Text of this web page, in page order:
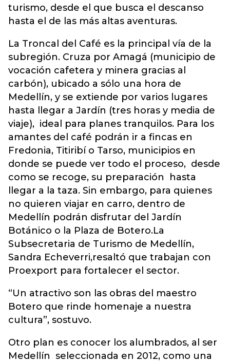
turismo, desde el que busca el descanso
hasta el de las más altas aventuras.
La Troncal del Café es la principal vía de la
subregión. Cruza por Amagá (municipio de
vocación cafetera y minera gracias al
carbón), ubicado a sólo una hora de
Medellín, y se extiende por varios lugares
hasta llegar a Jardín (tres horas y media de
viaje), ideal para planes tranquilos. Para los
amantes del café podrán ir a fincas en
Fredonia, Titiribí o Tarso, municipios en
donde se puede ver todo el proceso, desde
como se recoge, su preparación hasta
llegar a la taza. Sin embargo, para quienes
no quieren viajar en carro, dentro de
Medellín podrán disfrutar del Jardín
Botánico o la Plaza de Botero.La
Subsecretaria de Turismo de Medellín,
Sandra Echeverri,resaltó que trabajan con
Proexport para fortalecer el sector.
“Un atractivo son las obras del maestro
Botero que rinde homenaje a nuestra
cultura”, sostuvo.
Otro plan es conocer los alumbrados, al ser
Medellín seleccionada en 2012, como una